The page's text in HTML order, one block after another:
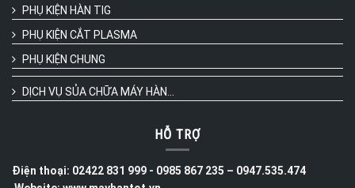
PHỤ KIỆN HÀN TIG
PHỤ KIỆN CẮT PLASMA
PHỤ KIỆN CHUNG
DỊCH VỤ SỦA CHỮA MÁY HÀN...
HỖ TRỢ
Điện thoại: 02422 831 999 - 0985 867 235 – 0947.535.474